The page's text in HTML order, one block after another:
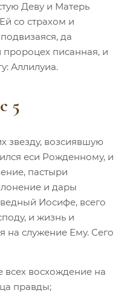
Деву и Матерь
со страхом и
да
пророцех писанная, и
Аллилуиа.
5
звезду, возсиявшую
еси Рожденному, и
пастыри
и дары
Иосифе, всего
и жизнь и
на служение Ему. Сего
восхождение на
правды;